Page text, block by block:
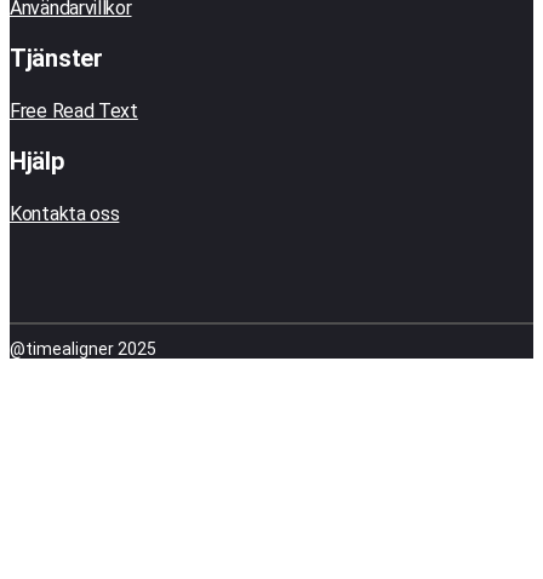
Användarvillkor
Tjänster
Free Read Text
Hjälp
Kontakta oss
@timealigner 2025